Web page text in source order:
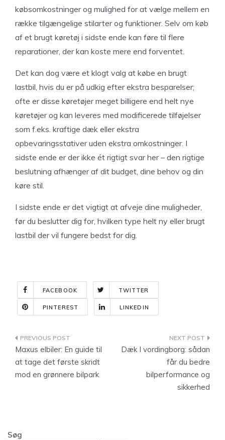
købsomkostninger og mulighed for at vælge mellem en
række tilgængelige stilarter og funktioner. Selv om køb
af et brugt køretøj i sidste ende kan føre til flere
reparationer, der kan koste mere end forventet.
Det kan dog være et klogt valg at købe en brugt
lastbil, hvis du er på udkig efter ekstra besparelser;
ofte er disse køretøjer meget billigere end helt nye
køretøjer og kan leveres med modificerede tilføjelser
som f.eks. kraftige dæk eller ekstra
opbevaringsstativer uden ekstra omkostninger. I
sidste ende er der ikke ét rigtigt svar her – den rigtige
beslutning afhænger af dit budget, dine behov og din
køre stil.
I sidste ende er det vigtigt at afveje dine muligheder,
før du beslutter dig for, hvilken type helt ny eller brugt
lastbil der vil fungere bedst for dig.
FACEBOOK TWITTER
PINTEREST LINKEDIN
Indlægsnavigation
Maxus elbiler: En guide til
at tage det første skridt
mod en grønnere bilpark
Dæk I vordingborg: sådan
får du bedre
bilperformance og
sikkerhed
Søg